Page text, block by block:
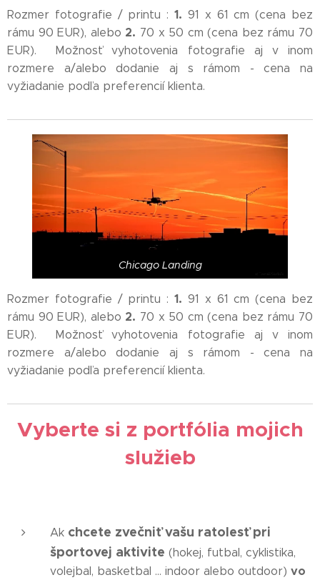
Rozmer fotografie / printu :1. 91 x 61 cm (cena bez
rámu 90 EUR), alebo 2. 70 x 50 cm (cena bez rámu 70
EUR). Možnosť vyhotovenia fotografie aj v inom
rozmere a/alebo dodanie aj s rámom - cena na
vyžiadanie podľa preferencií klienta.
Chicago Landing
Rozmer fotografie / printu :1. 91 x 61 cm (cena bez
rámu 90 EUR), alebo 2. 70 x 50 cm (cena bez rámu 70
EUR). Možnosť vyhotovenia fotografie aj v inom
rozmere a/alebo dodanie aj s rámom - cena na
vyžiadanie podľa preferencií klienta.
Vyberte si z portfólia mojich
služieb
Ak chcete zvečniť vašu ratolesť pri
športovej aktivite (hokej, futbal, cyklistika,
volejbal, basketbal ... indoor alebo outdoor) vo